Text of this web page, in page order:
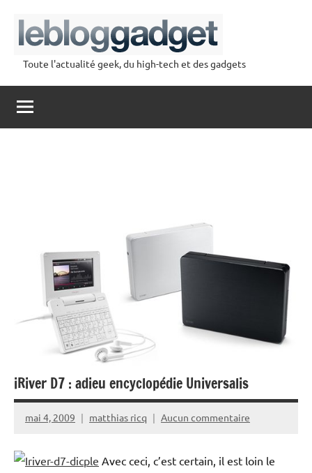
contenu
lebloggadget
Toute l'actualité geek, du high-tech et des gadgets
iRiver D7 : adieu encyclopédie Universalis
mai 4, 2009 matthias ricq Aucun commentaire
Avec ceci, c’est certain, il est loin le